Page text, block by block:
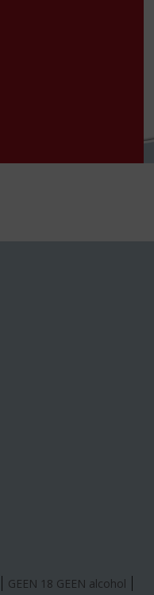
GEEN 18 GEEN alcohol